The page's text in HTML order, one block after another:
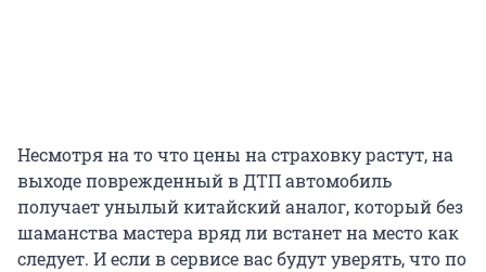
Несмотря на то что цены на страховку растут, на
выходе поврежденный в ДТП автомобиль
получает унылый китайский аналог, который без
шаманства мастера вряд ли встанет на место как
следует. И если в сервисе вас будут уверять, что по